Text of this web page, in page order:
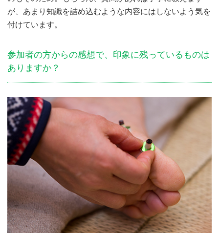
が、あまり知識を詰め込むような内容にはしないよう気を
付けています。
参加者の方からの感想で、印象に残っているものは
ありますか？